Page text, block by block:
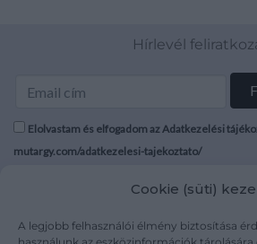
Cookie (süti)
A legjobb felhasználói élmény biztosítása
Hírlevél
Elolvastam és elfogadom az Adatkezelési
mutargy.com/adatkezelesi-tajekoztato/
Médiaajánlat
ÁSZF